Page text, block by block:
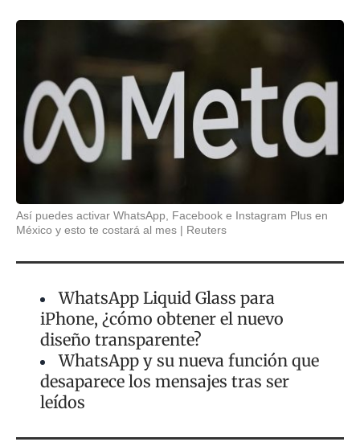
Así puedes activar WhatsApp, Facebook e Instagram Plus en
México y esto te costará al mes
Reuters
WhatsApp Liquid Glass para
iPhone, ¿cómo obtener el nuevo
diseño transparente?
WhatsApp y su nueva función que
desaparece los mensajes tras ser
leídos